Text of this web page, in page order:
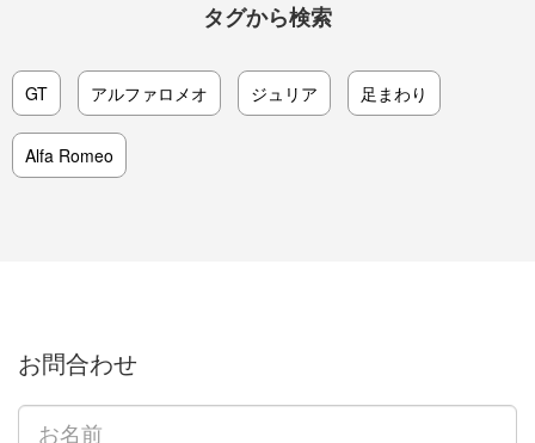
タグから検索
GT アルファロメオ ジュリア 足まわり
Alfa Romeo
お問合わせ